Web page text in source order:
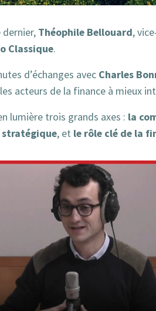
Théophile Bellouard,
Classique.
d’échanges avec Charles
acteurs de la finance à mieux
lumière trois grands axes : la
stratégique, et le rôle clé de la